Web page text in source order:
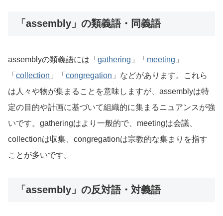
「assembly」の類義語・同義語
assemblyの類義語には「 gathering 」「 meeting 」
「 collection 」「 congregation 」などがあります。これら
は人々や物が集まることを意味しますが、assemblyは特
定の目的や計画に基づいて組織的に集まるニュアンスが強
いです。gatheringはより一般的で、meetingは会議、
collectionは収集、congregationは宗教的な集まりを指す
ことが多いです。
「assembly」の反対語・対義語